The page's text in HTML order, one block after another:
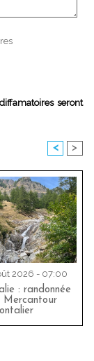
seront
< >
2026 - 07:00
: randonnée
Mercantour